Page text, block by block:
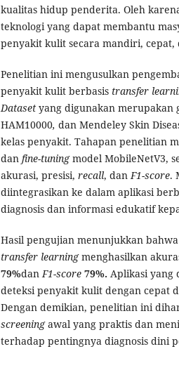
kualitas hidup penderita. Oleh
teknologi yang dapat membantu
penyakit kulit secara mandiri, cepat,
Penelitian ini mengusulkan
penyakit kulit berbasis transfer
Dataset yang digunakan merupakan
HAM10000, dan Mendeley Skin
kelas penyakit. Tahapan penelitian
dan fine-tuningmodel MobileNetV3,
akurasi, presisi, recall, dan F1-score.
diintegrasikan ke dalam aplikasi
diagnosis dan informasi edukatif
Hasil pengujian menunjukkan
transfer learningmenghasilkan
79%dan F1-score 79%. Aplikasi yang
deteksi penyakit kulit dengan cepat
Dengan demikian, penelitian ini
screeningawal yang praktis dan
terhadap pentingnya diagnosis dini